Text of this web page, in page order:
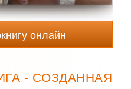
онлайн
- СОЗДАННАЯ